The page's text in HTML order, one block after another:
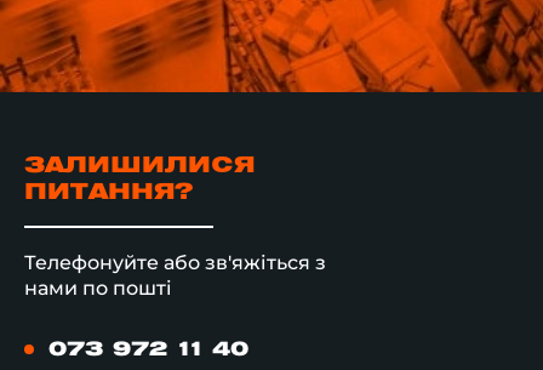
ЗАЛИШИЛИСЯ
ПИТАННЯ?
Телефонуйте або зв'яжіться з
нами по пошті
073 972 11 40